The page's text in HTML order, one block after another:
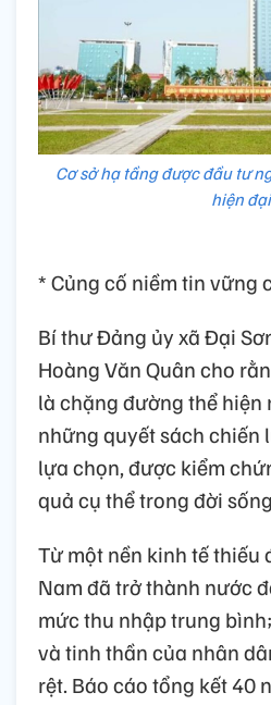
Cơ sở hạ tầng được đầu tư
hiện
* Củng cố niềm tin vững
Bí thư Đảng ủy xã Đại
Hoàng Văn Quân cho
là chặng đường thể hiện
những quyết sách chiến
lựa chọn, được kiểm
quả cụ thể trong đời
Từ một nền kinh tế thiếu
Nam đã trở thành nước
mức thu nhập trung
và tinh thần của nhân
rệt. Báo cáo tổng kết 40